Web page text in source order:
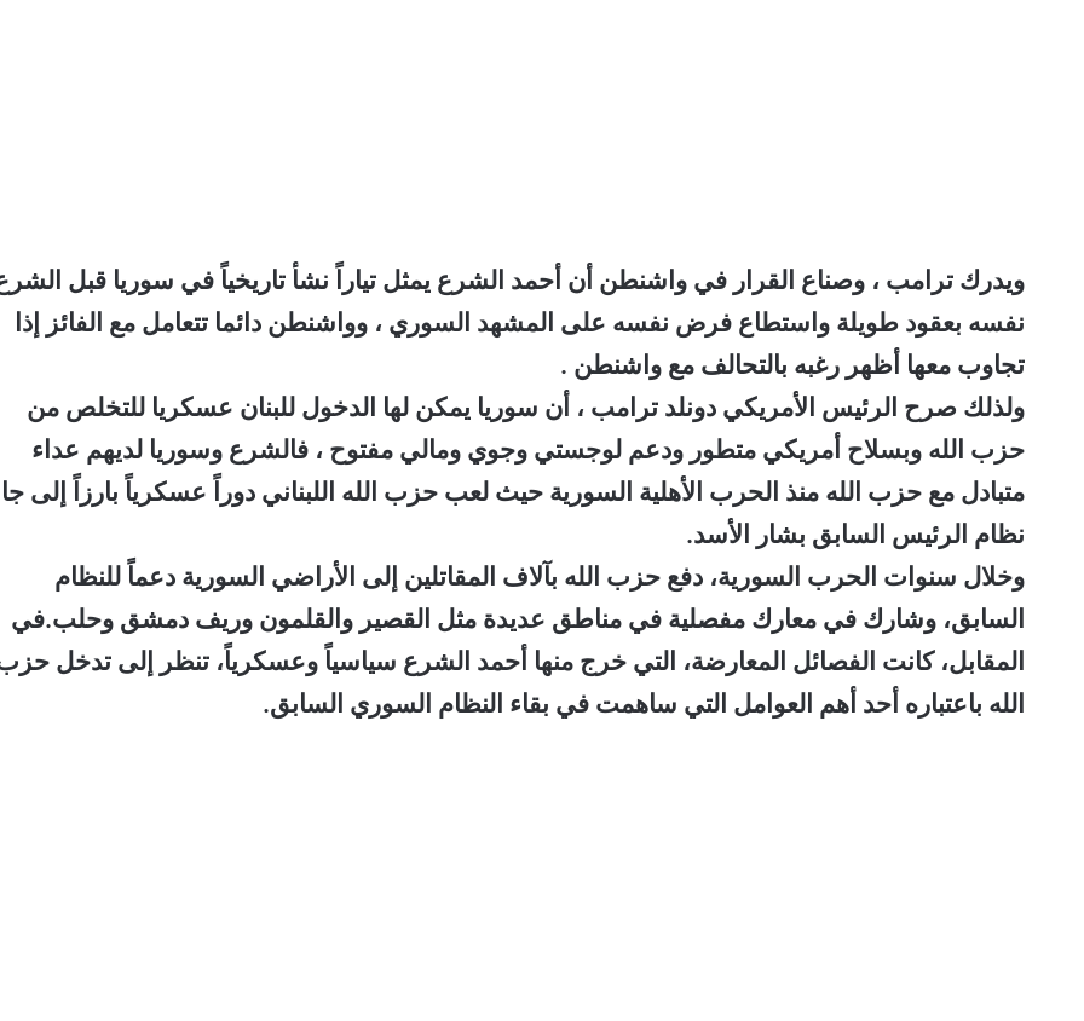
ويدرك ترامب ، وصناع القرار في واشنطن أن أحمد الشرع يمثل تياراً نشأ تاريخياً في سوريا قبل
نفسه بعقود طويلة واستطاع فرض نفسه على المشهد السوري ، وواشنطن دائما تتعامل مع الفائز إذا
تجاوب معها أظهر رغبه بالتحالف مع واشنطن .
ولذلك صرح الرئيس الأمريكي دونلد ترامب ، أن سوريا يمكن لها الدخول للبنان عسكريا للتخلص من
حزب الله وبسلاح أمريكي متطور ودعم لوجستي وجوي ومالي مفتوح ، فالشرع وسوريا لديهم عداء
متبادل مع حزب الله منذ الحرب الأهلية السورية حيث لعب حزب الله اللبناني دوراً عسكرياً بارزاً إلى
نظام الرئيس السابق بشار الأسد.
وخلال سنوات الحرب السورية، دفع حزب الله بآلاف المقاتلين إلى الأراضي السورية دعماً للنظام
السابق، وشارك في معارك مفصلية في مناطق عديدة مثل القصير والقلمون وريف دمشق وحلب.في
المقابل، كانت الفصائل المعارضة، التي خرج منها أحمد الشرع سياسياً وعسكرياً، تنظر إلى تدخل
الله باعتباره أحد أهم العوامل التي ساهمت في بقاء النظام السوري السابق.